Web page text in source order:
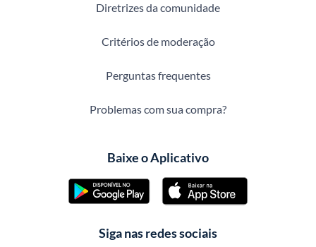
Diretrizes da comunidade
Critérios de moderação
Perguntas frequentes
Problemas com sua compra?
Baixe o Aplicativo
Siga nas redes sociais